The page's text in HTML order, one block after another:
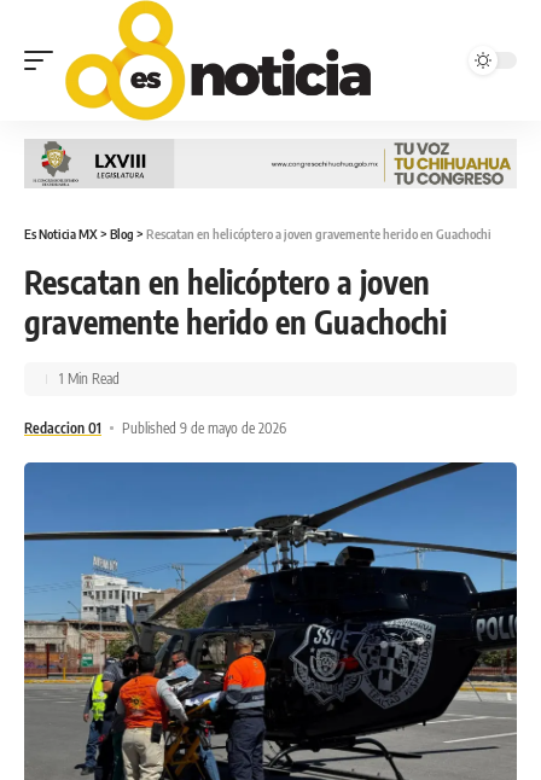
Es Noticia MX> Blog > Rescatan en helicóptero a joven gravemente herido en Guachochi
Rescatan en helicóptero a joven
gravemente herido en Guachochi
Redaccion 01 Published 9 de mayo de 2026
1 Min Read